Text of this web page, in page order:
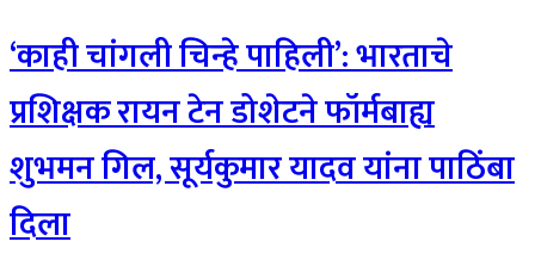
‘काही चांगली चिन्हे पाहिली’: भारताचे
प्रशिक्षक रायन टेन डोशेटने फॉर्मबाह्य
शुभमन गिल, सूर्यकुमार यादव यांना पाठिंबा
दिला